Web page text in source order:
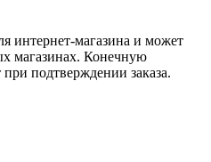
интернет-магазина и может
магазинах. Конечную
подтверждении заказа.